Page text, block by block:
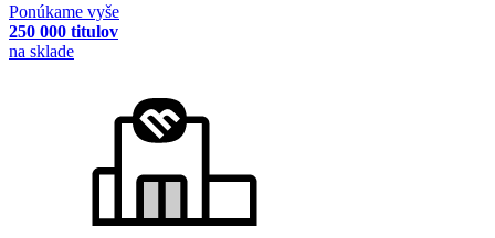
Ponúkame vyše
250 000 titulov
na sklade